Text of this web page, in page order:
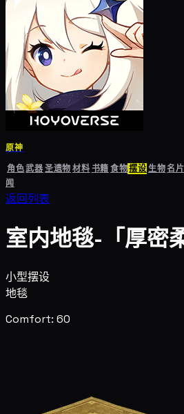
原神
角色武器圣遗物材料书籍食物摆设生物名片
闻
返回列表
室内地毯-「厚密
小型摆设
地毯
Comfort: 60